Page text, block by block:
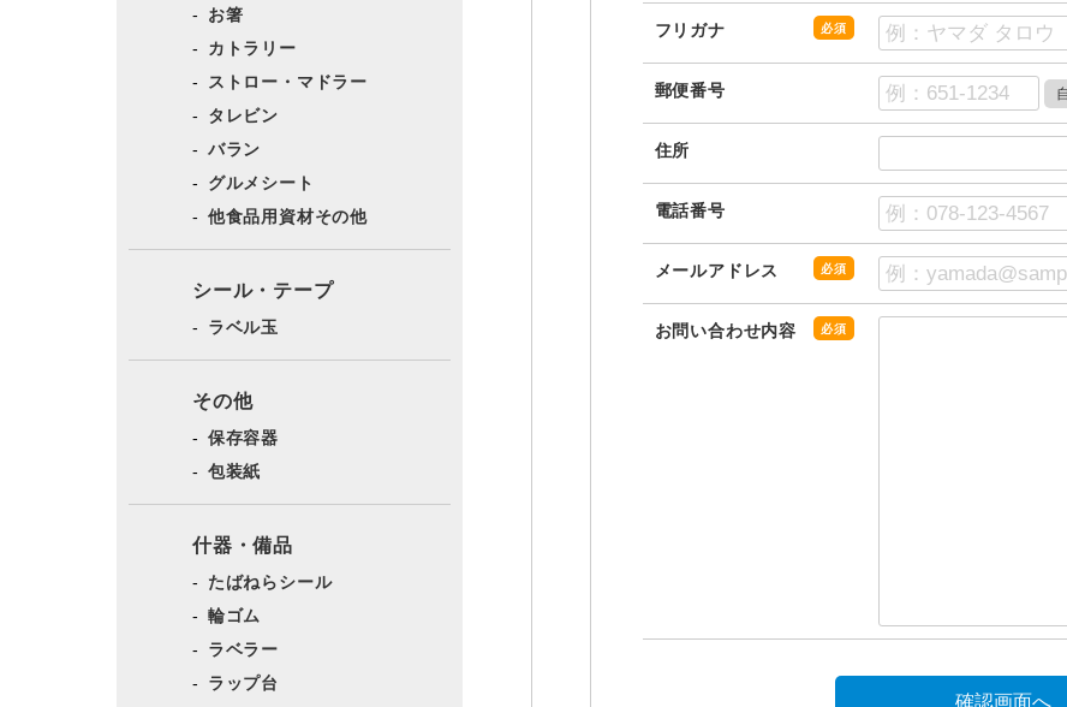
フリガナ 必須
郵便番号
住所
電話番号
メールアドレス 必須
お問い合わせ内容 必須
お箸
カトラリー
ストロー・マドラー
タレビン
バラン
グルメシート
他食品用資材その他
シール・テープ
ラベル玉
その他
保存容器
包装紙
什器・備品
たばねらシール
輪ゴム
ラベラー
ラップ台